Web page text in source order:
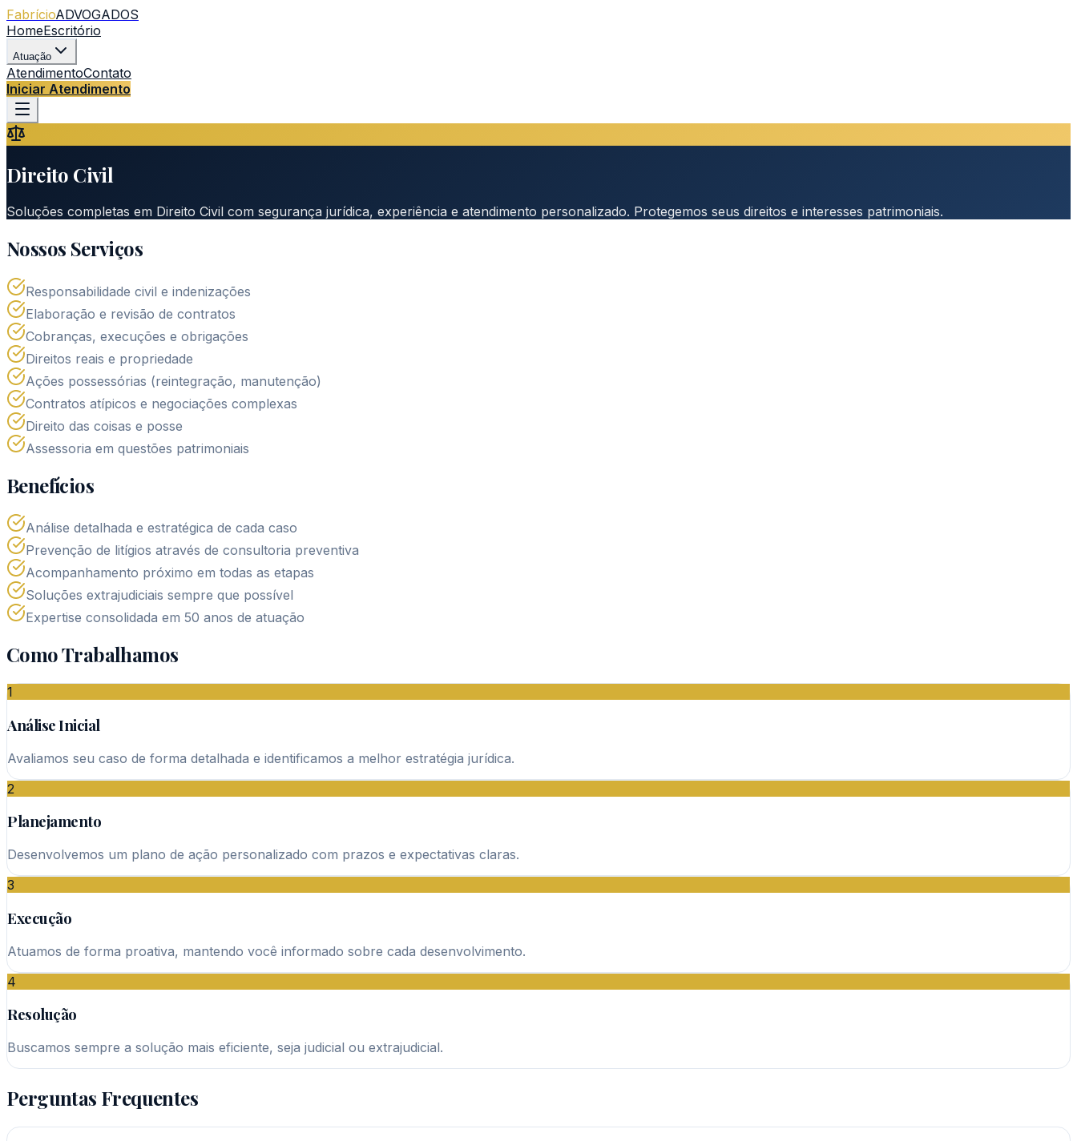
FabrícioADVOGADOS
HomeEscritório
Atuação
AtendimentoContato
Iniciar Atendimento
Direito Civil
Soluções completas em Direito Civil com segurança jurídica, experiência e atendimento personalizado. Protegemos seus direitos e interesses patrimoniais.
Nossos Serviços
Responsabilidade civil e indenizações
Elaboração e revisão de contratos
Cobranças, execuções e obrigações
Direitos reais e propriedade
Ações possessórias (reintegração, manutenção)
Contratos atípicos e negociações complexas
Direito das coisas e posse
Assessoria em questões patrimoniais
Benefícios
Análise detalhada e estratégica de cada caso
Prevenção de litígios através de consultoria preventiva
Acompanhamento próximo em todas as etapas
Soluções extrajudiciais sempre que possível
Expertise consolidada em 50 anos de atuação
Como Trabalhamos
1
Análise Inicial
Avaliamos seu caso de forma detalhada e identificamos a melhor estratégia jurídica.
2
Planejamento
Desenvolvemos um plano de ação personalizado com prazos e expectativas claras.
3
Execução
Atuamos de forma proativa, mantendo você informado sobre cada desenvolvimento.
4
Resolução
Buscamos sempre a solução mais eficiente, seja judicial ou extrajudicial.
Perguntas Frequentes